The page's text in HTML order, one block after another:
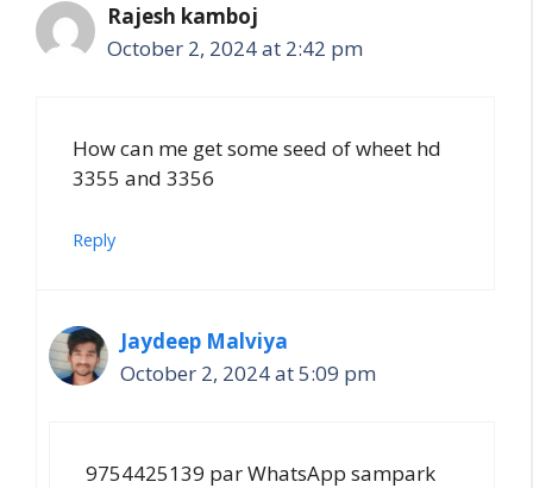
Rajesh kamboj
October 2, 2024 at 2:42 pm
How can me get some seed of wheet hd
3355 and 3356
Reply
Jaydeep Malviya
October 2, 2024 at 5:09 pm
9754425139 par WhatsApp sampark